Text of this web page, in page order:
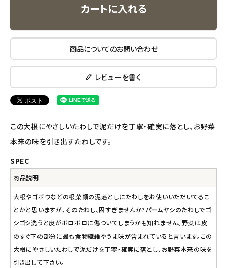
エコリュクス
アルマウィン
アルモニベルツ
コラム・スタッフのおすすめ
ご利用ガイド等
アカウント情報
ようこそ ゲスト 様
meeting_room ログイン person 会員登録
カートに入れる
商品についてのお問い合わせ
レビューを書く
この大根にやさしいたわしで泥だけを丁寧・確実に落とし、お野菜
本来の味を引き出すたわしです。
SPEC
商品説明
大根やゴボウなどの根菜類の泥落としにたわしをお使いいただいてるこ
とかと思いますが、そのたわし、固すぎませんか?パームヤシのたわしでゴ
シゴシ洗うと皮がボロボロに傷ついてしまうかも知れません。野菜は皮
のすぐ下の部分に最も食物繊維やうま味が含まれていると言います。この
大根にやさしいたわしで泥だけを丁寧・確実に落とし、お野菜本来の味を
引き出して下さい。